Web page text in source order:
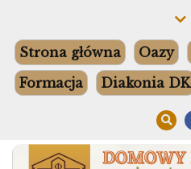
content
Strona główna Oazy
Formacja
Diakonia DK